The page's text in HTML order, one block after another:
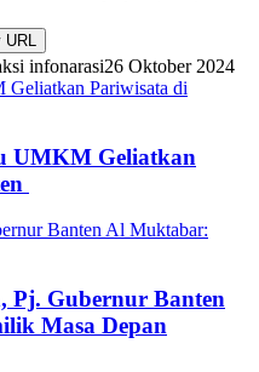
infonarasi26 Oktober 2024
Pariwisata di
UMKM Geliatkan
Banten Al Muktabar:
Pj. Gubernur Banten
Masa Depan